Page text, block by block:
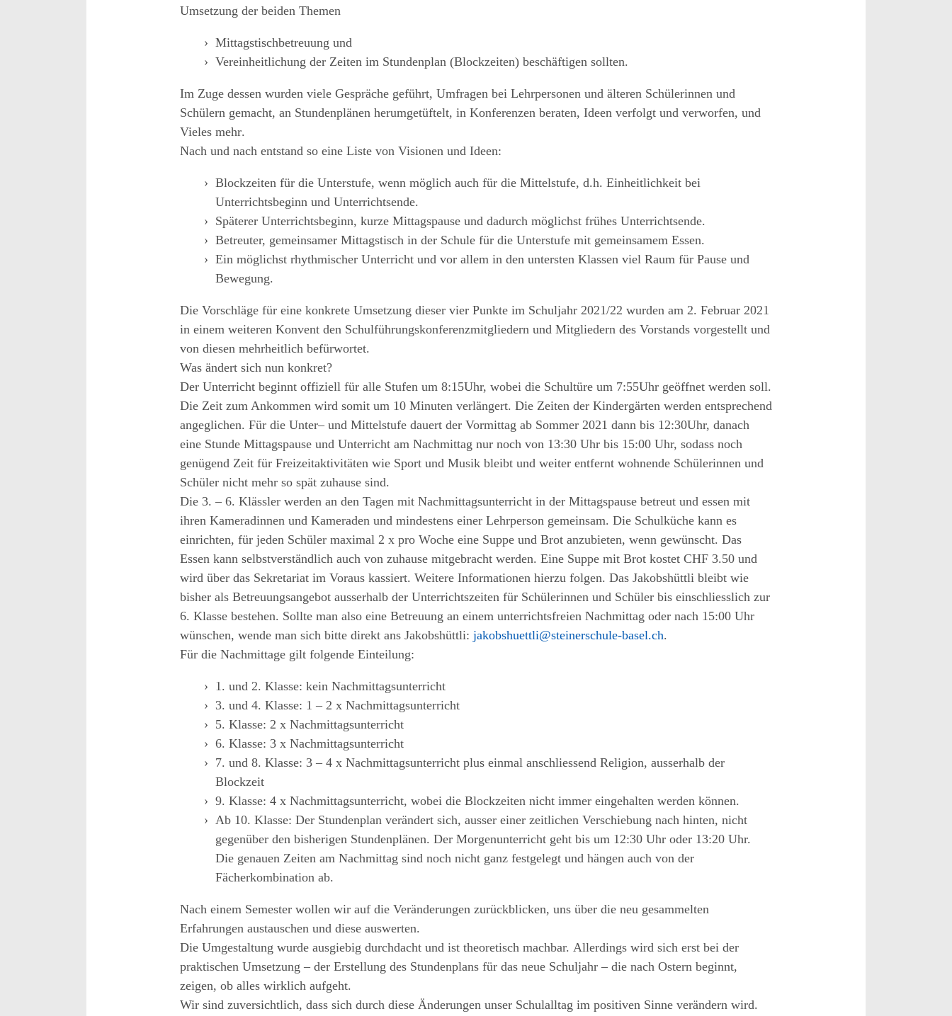
Umsetzung der beiden Themen
Mittagstischbetreuung und
Vereinheitlichung der Zeiten im Stundenplan (Blockzeiten) beschäftigen sollten.
Im Zuge dessen wurden viele Gespräche geführt, Umfragen bei Lehrpersonen und älteren Schülerinnen und
Schülern gemacht, an Stundenplänen herumgetüftelt, in Konferenzen beraten, Ideen verfolgt und verworfen, und
Vieles mehr.
Nach und nach entstand so eine Liste von Visionen und Ideen:
Blockzeiten für die Unterstufe, wenn möglich auch für die Mittelstufe, d.h. Einheitlichkeit bei
Unterrichtsbeginn und Unterrichtsende.
Späterer Unterrichtsbeginn, kurze Mittagspause und dadurch möglichst frühes Unterrichtsende.
Betreuter, gemeinsamer Mittagstisch in der Schule für die Unterstufe mit gemeinsamem Essen.
Ein möglichst rhythmischer Unterricht und vor allem in den untersten Klassen viel Raum für Pause und
Bewegung.
Die Vorschläge für eine konkrete Umsetzung dieser vier Punkte im Schuljahr 2021/22 wurden am 2. Februar 2021
in einem weiteren Konvent den Schulführungskonferenzmitgliedern und Mitgliedern des Vorstands vorgestellt und
von diesen mehrheitlich befürwortet.
Was ändert sich nun konkret?
Der Unterricht beginnt offiziell für alle Stufen um 8:15Uhr, wobei die Schultüre um 7:55Uhr geöffnet werden soll.
Die Zeit zum Ankommen wird somit um 10 Minuten verlängert. Die Zeiten der Kindergärten werden entsprechend
angeglichen. Für die Unter– und Mittelstufe dauert der Vormittag ab Sommer 2021 dann bis 12:30Uhr, danach
eine Stunde Mittagspause und Unterricht am Nachmittag nur noch von 13:30 Uhr bis 15:00 Uhr, sodass noch
genügend Zeit für Freizeitaktivitäten wie Sport und Musik bleibt und weiter entfernt wohnende Schülerinnen und
Schüler nicht mehr so spät zuhause sind.
Die 3. – 6. Klässler werden an den Tagen mit Nachmittagsunterricht in der Mittagspause betreut und essen mit
ihren Kameradinnen und Kameraden und mindestens einer Lehrperson gemeinsam. Die Schulküche kann es
einrichten, für jeden Schüler maximal 2 x pro Woche eine Suppe und Brot anzubieten, wenn gewünscht. Das
Essen kann selbstverständlich auch von zuhause mitgebracht werden. Eine Suppe mit Brot kostet CHF 3.50 und
wird über das Sekretariat im Voraus kassiert. Weitere Informationen hierzu folgen. Das Jakobshüttli bleibt wie
bisher als Betreuungsangebot ausserhalb der Unterrichtszeiten für Schülerinnen und Schüler bis einschliesslich zur
6. Klasse bestehen. Sollte man also eine Betreuung an einem unterrichtsfreien Nachmittag oder nach 15:00 Uhr
wünschen, wende man sich bitte direkt ans Jakobshüttli: jakobshuettli@steinerschule-basel.ch.
Für die Nachmittage gilt folgende Einteilung:
1. und 2. Klasse: kein Nachmittagsunterricht
3. und 4. Klasse: 1 – 2 x Nachmittagsunterricht
5. Klasse: 2 x Nachmittagsunterricht
6. Klasse: 3 x Nachmittagsunterricht
7. und 8. Klasse: 3 – 4 x Nachmittagsunterricht plus einmal anschliessend Religion, ausserhalb der
Blockzeit
9. Klasse: 4 x Nachmittagsunterricht, wobei die Blockzeiten nicht immer eingehalten werden können.
Ab 10. Klasse: Der Stundenplan verändert sich, ausser einer zeitlichen Verschiebung nach hinten, nicht
gegenüber den bisherigen Stundenplänen. Der Morgenunterricht geht bis um 12:30 Uhr oder 13:20 Uhr.
Die genauen Zeiten am Nachmittag sind noch nicht ganz festgelegt und hängen auch von der
Fächerkombination ab.
Nach einem Semester wollen wir auf die Veränderungen zurückblicken, uns über die neu gesammelten
Erfahrungen austauschen und diese auswerten.
Die Umgestaltung wurde ausgiebig durchdacht und ist theoretisch machbar. Allerdings wird sich erst bei der
praktischen Umsetzung – der Erstellung des Stundenplans für das neue Schuljahr – die nach Ostern beginnt,
zeigen, ob alles wirklich aufgeht.
Wir sind zuversichtlich, dass sich durch diese Änderungen unser Schulalltag im positiven Sinne verändern wird.